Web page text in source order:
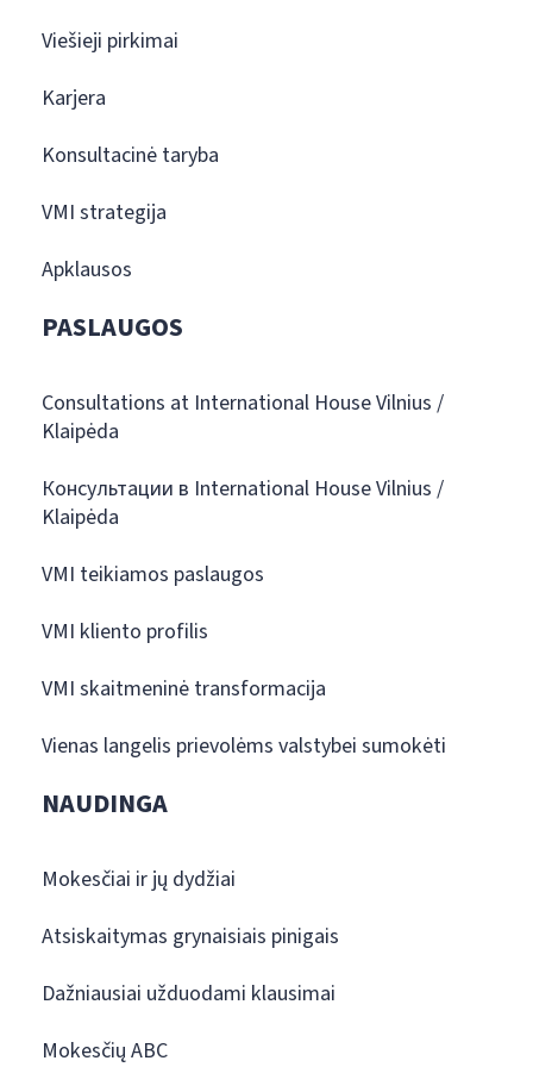
Viešieji pirkimai
Karjera
Konsultacinė taryba
VMI strategija
Apklausos
PASLAUGOS
Consultations at International House Vilnius /
Klaipėda
Консультации в International House Vilnius /
Klaipėda
VMI teikiamos paslaugos
VMI kliento profilis
VMI skaitmeninė transformacija
Vienas langelis prievolėms valstybei sumokėti
NAUDINGA
Mokesčiai ir jų dydžiai
Atsiskaitymas grynaisiais pinigais
Dažniausiai užduodami klausimai
Mokesčių ABC